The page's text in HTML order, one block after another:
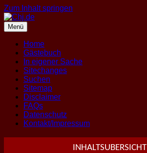
Zum Inhalt springen
Menü
Home
Gästebuch
In eigener Sache
Sitechanges
Suchen
Sitemap
Disclaimer
FAQs
Datenschutz
Kontakt/Impressum
INHALTSUBERSICHT